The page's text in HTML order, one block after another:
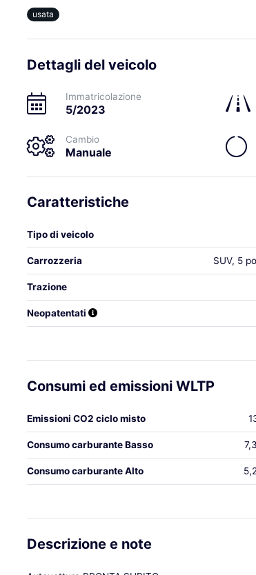
usata
Dettagli del veicolo
Immatricolazione
5/2023
Cambio
Manuale
Caratteristiche
Tipo di veicolo
Carrozzeria SUV, 5
Trazione
Neopatentati
Consumi ed emissioni WLTP
Emissioni CO2 ciclo misto
Consumo carburante Basso
Consumo carburante Alto
Descrizione e note